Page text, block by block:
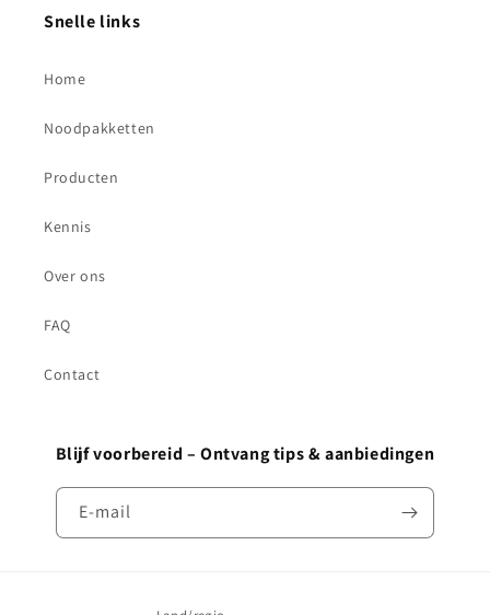
Snelle links
Home
Noodpakketten
Producten
Kennis
Over ons
FAQ
Contact
Blijf voorbereid – Ontvang tips & aanbiedingen
E‑mail